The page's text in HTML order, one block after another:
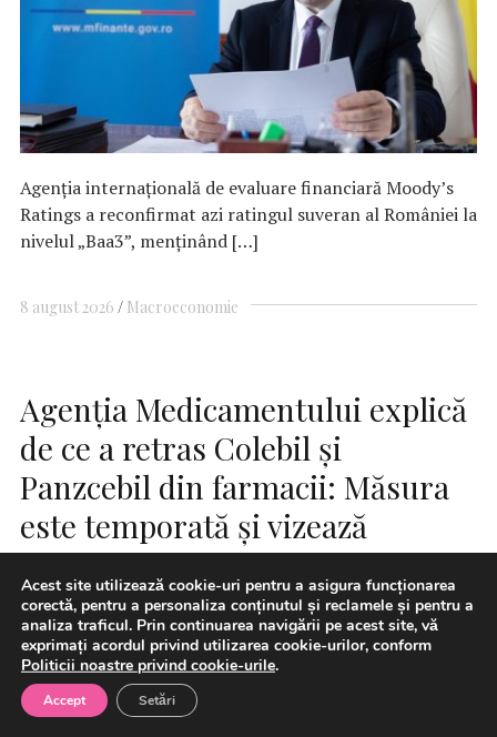
Agenția internațională de evaluare financiară Moody’s
Ratings a reconfirmat azi ratingul suveran al României la
nivelul „Baa3”, menținând […]
8 august 2026 Macroeconomie
Agenţia Medicamentului explică
de ce a retras Colebil și
Panzcebil din farmacii: Măsura
este temporată și vizează
clarificarea unor aspecte privind
fabricantul substanței active
Acest site utilizează cookie-uri pentru a asigura funcționarea
corectă, pentru a personaliza conținutul și reclamele și pentru a
analiza traficul. Prin continuarea navigării pe acest site, vă
exprimați acordul privind utilizarea cookie-urilor, conform
Politicii noastre privind cookie-urile.
Accept Setări